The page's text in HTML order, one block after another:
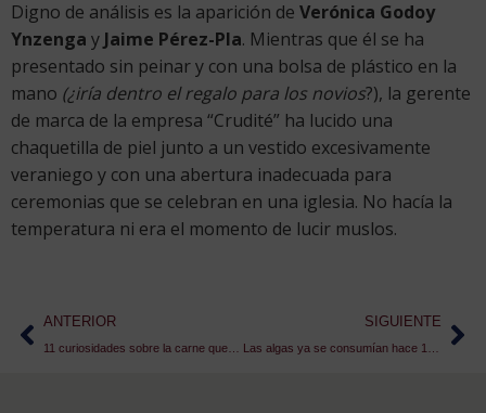
Digno de análisis es la aparición de Verónica Godoy
Ynzenga y Jaime Pérez-Pla. Mientras que él se ha
presentado sin peinar y con una bolsa de plástico en la
mano (¿iría dentro el regalo para los novios?), la gerente
de marca de la empresa “Crudité” ha lucido una
chaquetilla de piel junto a un vestido excesivamente
veraniego y con una abertura inadecuada para
ceremonias que se celebran en una iglesia. No hacía la
temperatura ni era el momento de lucir muslos.
ANTERIOR SIGUIENTE